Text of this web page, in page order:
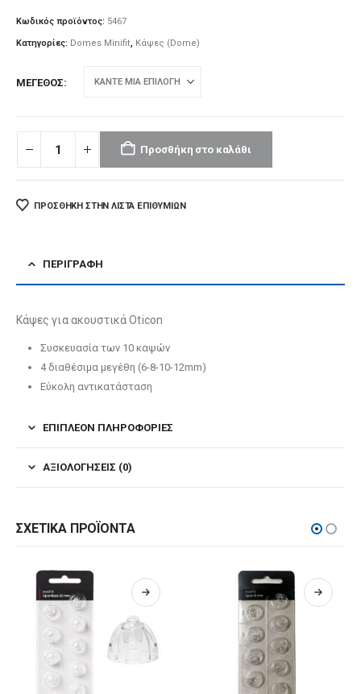
Κωδικός προϊόντος: 5467
Κατηγορίες: Domes Minifit, Κάψες (Dome)
ΜΈΓΕΘΟΣ
Προσθήκη στο καλάθι
ΠΡΌΣΘΉΚΗ ΣΤΗΝ ΛΊΣΤΑ ΕΠΙΘΥΜΙΏΝ
ΠΕΡΙΓΡΑΦΉ
Κάψες για ακουστικά Oticon
Συσκευασία των 10 καψών
4 διαθέσιμα μεγέθη (6-8-10-12mm)
Εύκολη αντικατάσταση
ΕΠΙΠΛΈΟΝ ΠΛΗΡΟΦΟΡΊΕΣ
ΑΞΙΟΛΟΓΉΣΕΙΣ (0)
ΣΧΕΤΙΚΆ ΠΡΟΪΌΝΤΑ